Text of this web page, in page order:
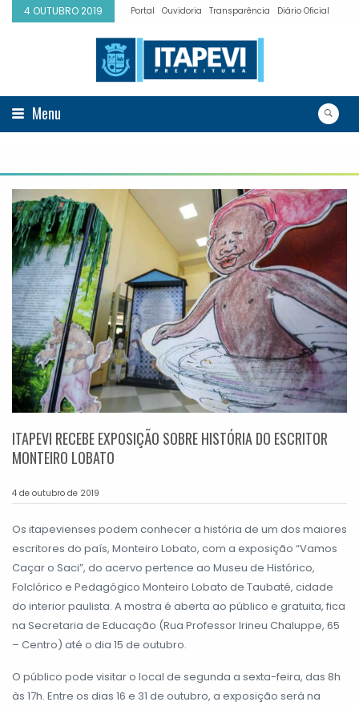
4 OUTUBRO 2019 Portal Ouvidoria Transparência Diário Oficial
Menu
ITAPEVI RECEBE EXPOSIÇÃO SOBRE HISTÓRIA DO ESCRITOR
MONTEIRO LOBATO
4 de outubro de 2019
Os itapevienses podem conhecer a história de um dos maiores
escritores do país, Monteiro Lobato, com a exposição “Vamos
Caçar o Saci”, do acervo pertence ao Museu de Histórico,
Folclórico e Pedagógico Monteiro Lobato de Taubaté, cidade
do interior paulista. A mostra é aberta ao público e gratuita, fica
na Secretaria de Educação (Rua Professor Irineu Chaluppe, 65
– Centro) até o dia 15 de outubro.
O público pode visitar o local de segunda a sexta-feira, das 8h
às 17h. Entre os dias 16 e 31 de outubro, a exposição será na